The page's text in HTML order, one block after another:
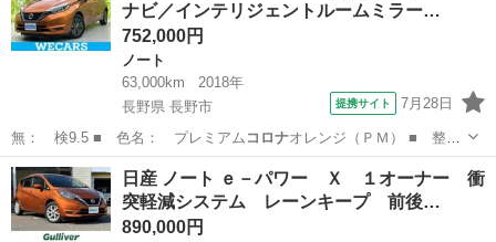
ナビ／インテリジェントルームミラー…
752,000円
ノート
63,000km
2018年
長野県 長野市
提携サイト 7月28日
無： 検9.5 ■ 色名： プレミアム コロナオレンジ（ＰＭ） ■ 整
備： 整備付 …
長野 長野市 ノート
日産 ノート ｅ－パワー Ｘ １オーナー 衝
突軽減システム レーンキープ 前後…
890,000円